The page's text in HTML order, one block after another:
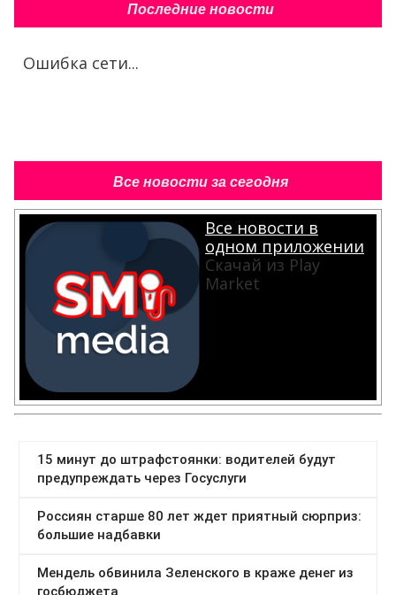
Последние новости
Ошибка сети...
Все новости за сегодня
Все новости в
одном приложении
Скачай из Play
Market